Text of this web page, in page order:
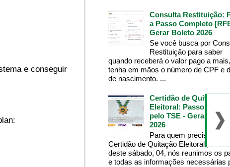
e conseguir
Consulta Restituição:
a Passo Completo
Gerar Boleto 2026
Se você busca por
Restituição para saber
quando receberá o valor pago a mais,
tenha em mãos o número de CPF e
de nascimento. ...
Certidão de Quitação
Eleitoral: Passo a
pelo TSE - Gerar
2026
Para quem precisa da
Certidão de Quitação Eleitoral , na
deste sábado, 04, nós reunimos os
e todas as informações necessárias